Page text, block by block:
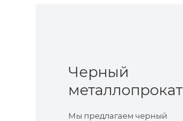
Черный
металлопрокат
Мы предлагаем черный